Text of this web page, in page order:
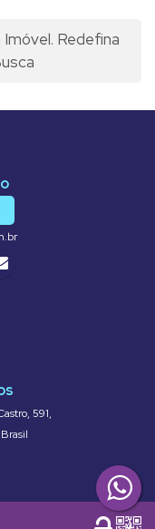
Redefina
, 591,
Brasil